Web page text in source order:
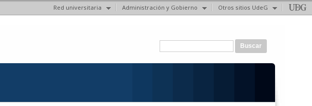
Red universitaria Administración y Gobierno Otros sitios UdeG
Formulario de búsqueda